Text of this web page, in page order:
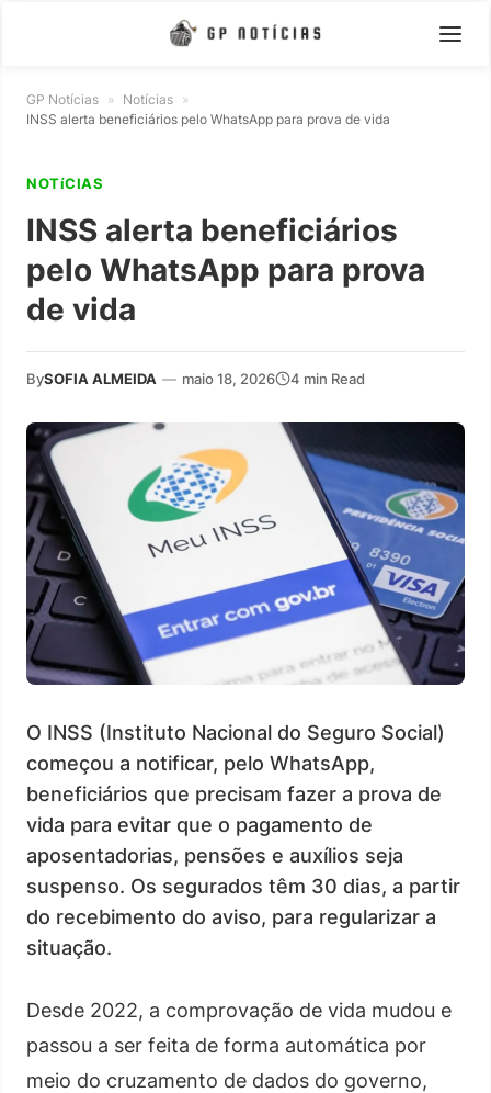
GP Notícias » Notícias »
INSS alerta beneficiários pelo WhatsApp para prova de vida
NOTíCIAS
INSS alerta beneficiários
pelo WhatsApp para prova
de vida
BySOFIA ALMEIDA — maio 18, 2026 4 min Read
O INSS (Instituto Nacional do Seguro Social)
começou a notificar, pelo WhatsApp,
beneficiários que precisam fazer a prova de
vida para evitar que o pagamento de
aposentadorias, pensões e auxílios seja
suspenso. Os segurados têm 30 dias, a partir
do recebimento do aviso, para regularizar a
situação.
Desde 2022, a comprovação de vida mudou e
passou a ser feita de forma automática por
meio do cruzamento de dados do governo,